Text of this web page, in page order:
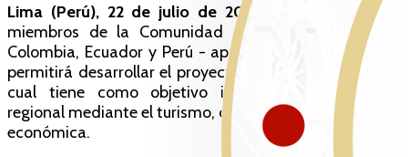
Lima (Perú), 22 de julio de 2022 (ABI).-
Los países
miembros de la Comunidad Andina (CAN) -Bolivia,
Colombia, Ecuador y Perú - aprobaron la Decisión que
permitirá desarrollar el proyecto “Caminos Andinos”, el
cual tiene como objetivo impulsar la integración
regional mediante el turismo, como eje de recuperación
económica.